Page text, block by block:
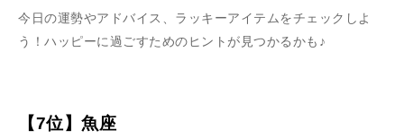
今日の運勢やアドバイス、ラッキーアイテムをチェックしよ
う！ハッピーに過ごすためのヒントが見つかるかも♪
【7位】魚座